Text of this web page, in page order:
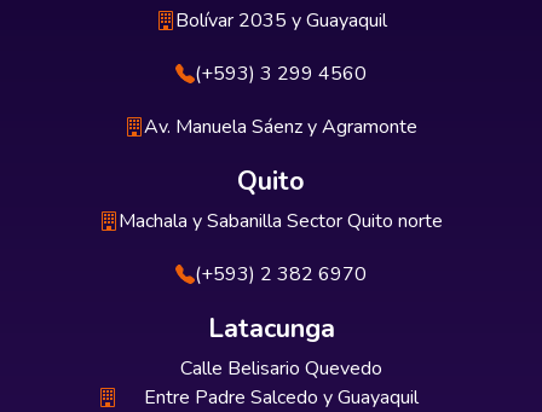
Bolívar 2035 y Guayaquil
(+593) 3 299 4560
Av. Manuela Sáenz y Agramonte
Quito
Machala y Sabanilla Sector Quito norte
(+593) 2 382 6970
Latacunga
Calle Belisario Quevedo
Entre Padre Salcedo y Guayaquil